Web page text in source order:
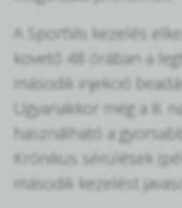
A SportVis kezelés
követő 48 órában a
második injekció
Ugyanakkor még a 8.
használható a
Krónikus sérülések
második kezelést